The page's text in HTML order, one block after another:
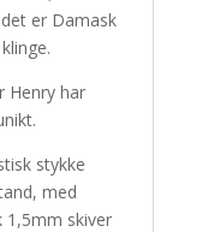
er Damask
Henry har
stykke
med
1,5mm skiver